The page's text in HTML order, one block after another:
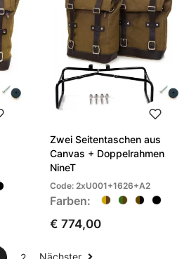
Zwei Seitentaschen aus
Canvas + Doppelrahmen
NineT
Code: 2xU001+1626+A2
Farben:
€ 774,00
Nächster